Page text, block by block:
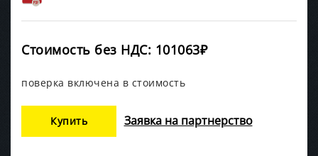
Стоимость без НДС: 101063₽
поверка включена в стоимость
Купить Заявка на партнерство